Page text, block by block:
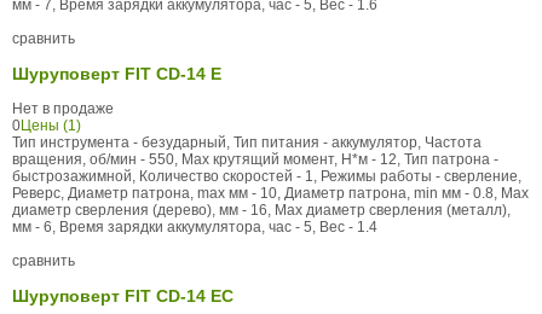
мм - 7, Время зарядки аккумулятора, час - 5, Вес - 1.6
сравнить
Шуруповерт FIT CD-14 E
Нет в продаже
0Цены (1)
Тип инструмента - безударный, Тип питания - аккумулятор, Частота
вращения, об/мин - 550, Max крутящий момент, Н*м - 12, Тип патрона -
быстрозажимной, Количество скоростей - 1, Режимы работы - сверление,
Реверс, Диаметр патрона, max мм - 10, Диаметр патрона, min мм - 0.8, Max
диаметр сверления (дерево), мм - 16, Max диаметр сверления (металл),
мм - 6, Время зарядки аккумулятора, час - 5, Вес - 1.4
сравнить
Шуруповерт FIT CD-14 EC